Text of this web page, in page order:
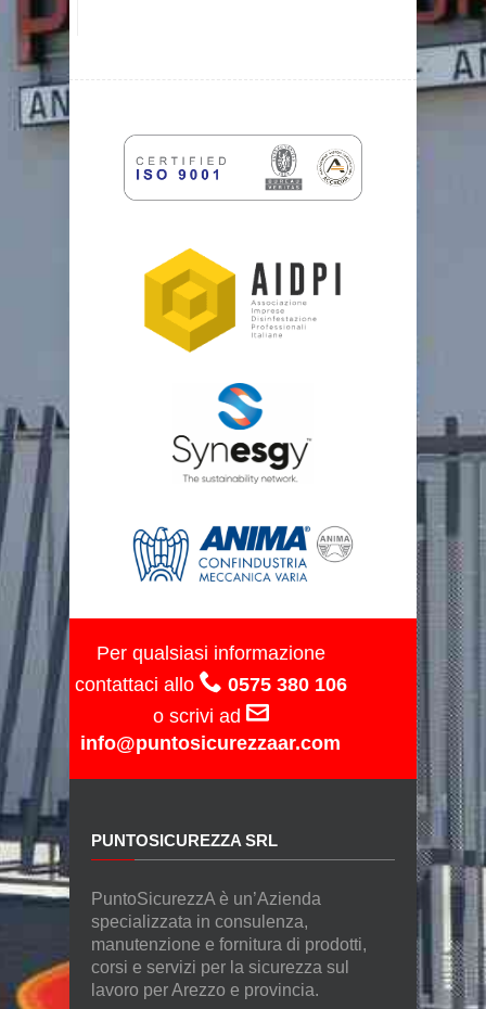
Per qualsiasi informazione
contattaci allo
0575 380 106
o scrivi ad
info@puntosicurezzaar.com
PUNTOSICUREZZA SRL
PuntoSicurezzA è un’Azienda
specializzata in consulenza,
manutenzione e fornitura di prodotti,
corsi e servizi per la sicurezza sul
lavoro per Arezzo e provincia.